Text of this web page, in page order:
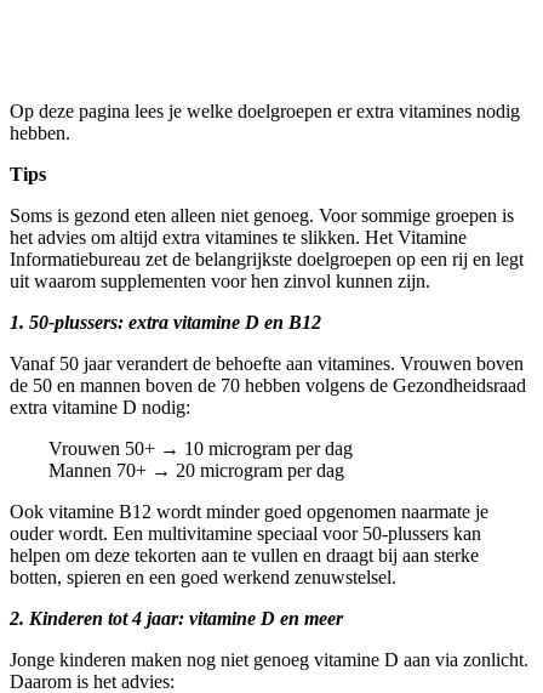
Op deze pagina lees je welke doelgroepen er extra vitamines nodig
hebben.
Tips
Soms is gezond eten alleen niet genoeg. Voor sommige groepen is
het advies om altijd extra vitamines te slikken. Het Vitamine
Informatiebureau zet de belangrijkste doelgroepen op een rij en legt
uit waarom supplementen voor hen zinvol kunnen zijn.
1. 50-plussers: extra vitamine D en B12
Vanaf 50 jaar verandert de behoefte aan vitamines. Vrouwen boven
de 50 en mannen boven de 70 hebben volgens de Gezondheidsraad
extra vitamine D nodig:
Vrouwen 50+ → 10 microgram per dag
Mannen 70+ → 20 microgram per dag
Ook vitamine B12 wordt minder goed opgenomen naarmate je
ouder wordt. Een multivitamine speciaal voor 50-plussers kan
helpen om deze tekorten aan te vullen en draagt bij aan sterke
botten, spieren en een goed werkend zenuwstelsel.
2. Kinderen tot 4 jaar: vitamine D en meer
Jonge kinderen maken nog niet genoeg vitamine D aan via zonlicht.
Daarom is het advies: